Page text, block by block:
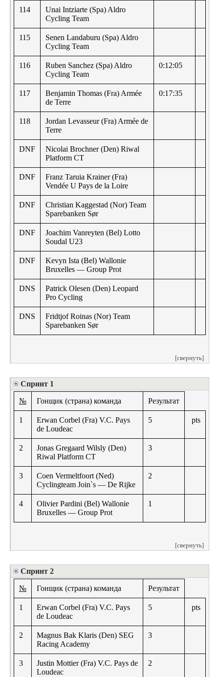
114
Unai Intziarte (Spa) Aldro
Cycling Team
115
Senen Landaburu (Spa) Aldro
Cycling Team
116
Ruben Sanchez (Spa) Aldro
Cycling Team
0:12:05
117
Benjamin Thomas (Fra) Armée
de Terre
0:17:35
118
Jordan Levasseur (Fra) Armée de
Terre
DNF
Nicolai Brochner (Den) Riwal
Platform CT
DNF
Franz Taruia Krainer (Fra)
Vendée U Pays de la Loire
DNF
Christian Kaggestad (Nor) Team
Sparebanken Sør
DNF
Joachim Vanreyten (Bel) Lotto
Soudal U23
DNF
Kevyn Ista (Bel) Wallonie
Bruxelles — Group Prot
DNS
Patrick Olesen (Den) Leopard
Pro Cycling
DNS
Fridtjof Roinas (Nor) Team
Sparebanken Sør
[свернуть]
Спринт 1
№ Гонщик (страна) команда Результат
1
Erwan Corbel (Fra) V.C. Pays
de Loudeac
5 pts
2
Jonas Gregaard Wilsly (Den)
Riwal Platform CT
3
3
Coen Vermeltfoort (Ned)
Cyclingteam Join`s — De Rijke
2
4
Olivier Pardini (Bel) Wallonie
Bruxelles — Group Prot
1
[свернуть]
Спринт 2
№ Гонщик (страна) команда Результат
1
Erwan Corbel (Fra) V.C. Pays
de Loudeac
5 pts
2
Magnus Bak Klaris (Den) SEG
Racing Academy
3
3
Justin Mottier (Fra) V.C. Pays de
Loudeac
2